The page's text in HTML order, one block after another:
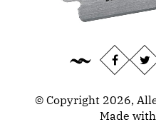
© Copyright 2026,
Made